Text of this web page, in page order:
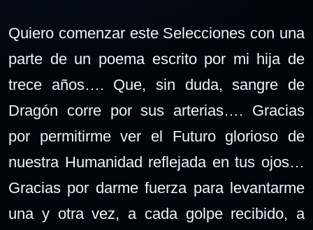
Quiero comenzar este Selecciones con una
parte de un poema escrito por mi hija de
trece años…. Que, sin duda, sangre de
Dragón corre por sus arterias…. Gracias
por permitirme ver el Futuro glorioso de
nuestra Humanidad reflejada en tus ojos…
Gracias por darme fuerza para levantarme
una y otra vez, a cada golpe recibido, a